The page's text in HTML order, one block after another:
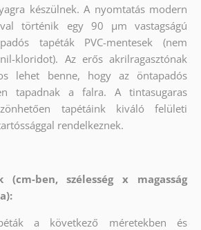
készülnek. A nyomtatás modern
történik egy 90 µm vastagságú
tapéták PVC-mentesek (nem
kloridot). Az erős akrilragasztónak
lehet benne, hogy az öntapadós
tapadnak a falra. A tintasugaras
tapétáink kiváló felületi
rendelkeznek.
(cm-ben, szélesség x magasság
a következő méretekben és